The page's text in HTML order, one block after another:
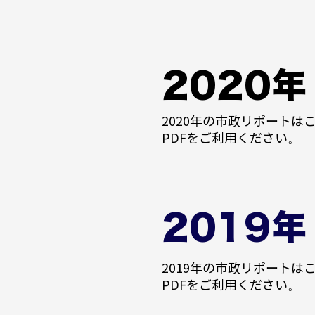
2020年
2020年の市政リポートは
PDFをご利用ください。
2019年
2019年の市政リポートは
PDFをご利用ください。